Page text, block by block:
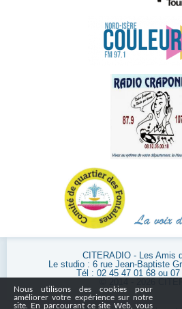
CITERADIO - Les Amis
Le studio : 6 rue Jean-Baptiste
Tél : 02 45 47 01 68 ou
Nous utilisons des cookies pour
améliorer votre expérience sur notre
site. En parcourant ce site Web, vous